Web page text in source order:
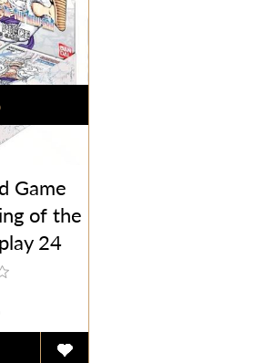
Game
of the
24